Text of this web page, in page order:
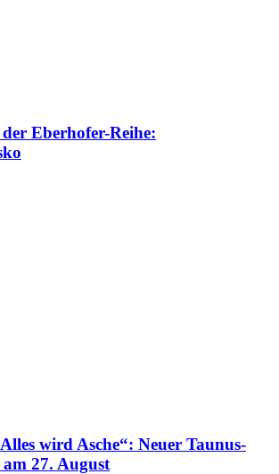
Eberhofer-Reihe:
wird Asche“: Neuer Taunus-
27. August